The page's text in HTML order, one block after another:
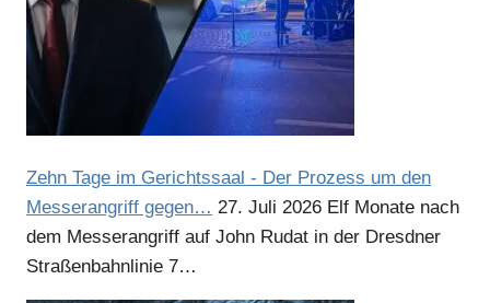
Anzeige
Anzeige
Zehn Tage im Gerichtssaal - Der Prozess um den
Messerangriff gegen… 27. Juli 2026 Elf Monate nach
dem Messerangriff auf John Rudat in der Dresdner
Straßenbahnlinie 7…